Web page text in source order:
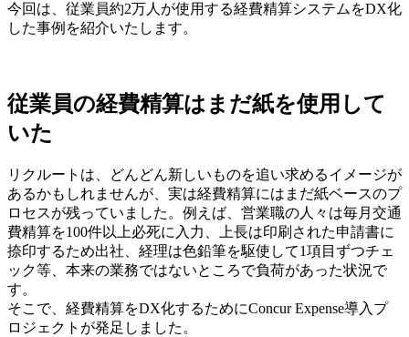
今回は、従業員約2万人が使用する経費精算システムをDX化
した事例を紹介いたします。
従業員の経費精算はまだ紙を使用して
いた
リクルートは、どんどん新しいものを追い求めるイメージが
あるかもしれませんが、実は経費精算にはまだ紙ベースのプ
ロセスが残っていました。例えば、営業職の人々は毎月交通
費精算を100件以上必死に入力、上長は印刷された申請書に
捺印するため出社、経理は色鉛筆を駆使して1項目ずつチェ
ック等、本来の業務ではないところで負荷があった状況で
す。
そこで、経費精算をDX化するためにConcur Expense導入プ
ロジェクトが発足しました。